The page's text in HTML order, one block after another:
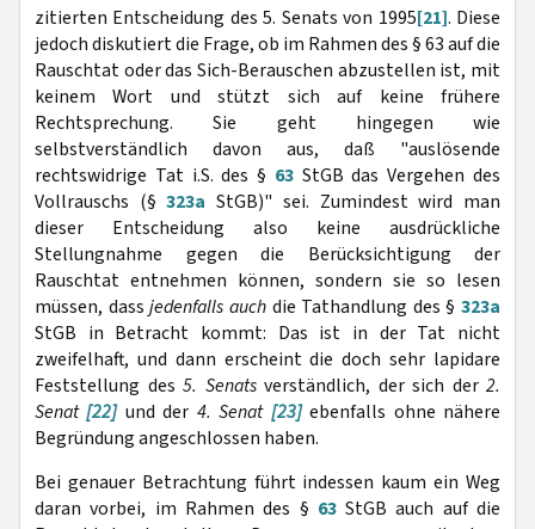
zitierten Entscheidung des 5. Senats von 1995[21]. Diese
jedoch diskutiert die Frage, ob im Rahmen des § 63 auf die
Rauschtat oder das Sich-Berauschen abzustellen ist, mit
keinem Wort und stützt sich auf keine frühere
Rechtsprechung. Sie geht hingegen wie
selbstverständlich davon aus, daß "auslösende
rechtswidrige Tat i.S. des § 63StGB das Vergehen des
Vollrauschs (§323a StGB)" sei. Zumindest wird man
dieser Entscheidung also keine ausdrückliche
Stellungnahme gegen die Berücksichtigung der
Rauschtat entnehmen können, sondern sie so lesen
müssen, dassjedenfalls auchdie Tathandlung des § 323a
StGB in Betracht kommt: Das ist in der Tat nicht
zweifelhaft, und dann erscheint die doch sehr lapidare
Feststellung des 5. Senatsverständlich, der sich der 2.
Senat[22]und der 4. Senat [23]ebenfalls ohne nähere
Begründung angeschlossen haben.
Bei genauer Betrachtung führt indessen kaum ein Weg
daran vorbei, im Rahmen des § 63StGB auch auf die